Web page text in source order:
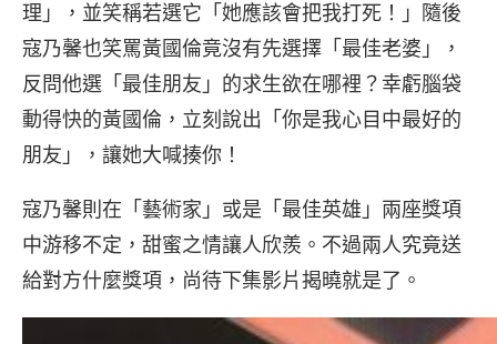
理」，並笑稱若選它「她應該會把我打死！」隨後
寇乃馨也笑罵黃國倫竟沒有先選擇「最佳老婆」，
反問他選「最佳朋友」的求生欲在哪裡？幸虧腦袋
動得快的黃國倫，立刻說出「你是我心目中最好的
朋友」，讓她大喊揍你！
寇乃馨則在「藝術家」或是「最佳英雄」兩座獎項
中游移不定，甜蜜之情讓人欣羨。 不過兩人究竟送
給對方什麼獎項，尚待下集影片揭曉就是了。